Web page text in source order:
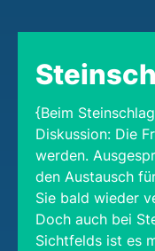
{Beim
Diskussion: Die
werden.
den Austausch
Sie bald wieder
Doch auch bei
Sichtfelds ist es